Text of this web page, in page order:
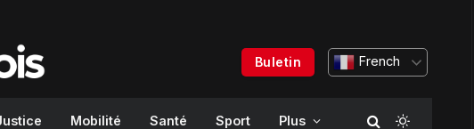
Buletin French
Mobilité Santé Sport Plus